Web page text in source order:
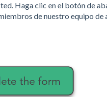
Haga clic en el botón de
de nuestro equipo